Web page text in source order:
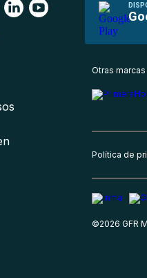
Otras
Política de
©2026 GFR